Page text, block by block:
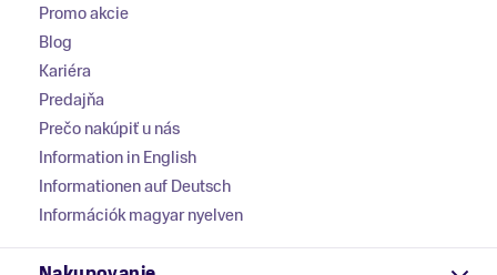
Promo akcie
Blog
Kariéra
Predajňa
Prečo nakúpiť u nás
Information in English
Informationen auf Deutsch
Információk magyar nyelven